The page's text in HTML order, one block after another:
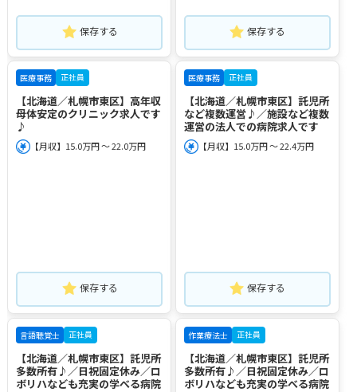
保存する 保存する
医療事務 正社員
【北海道／札幌市東区】高年収
母体安定のクリニック求人です
♪
【月収】15.0万円 ～ 22.0万円
保存する
医療事務 正社員
【北海道／札幌市東区】託児所
など複数運営♪／施設など複数
運営の法人での病院求人です
【月収】15.0万円 ～ 22.4万円
保存する
言語聴覚士 正社員
【北海道／札幌市東区】託児所
多数所有♪／日祝固定休み／ロ
ボリハなども充実の学べる病院
作業療法士 正社員
【北海道／札幌市東区】託児所
多数所有♪／日祝固定休み／ロ
ボリハなども充実の学べる病院